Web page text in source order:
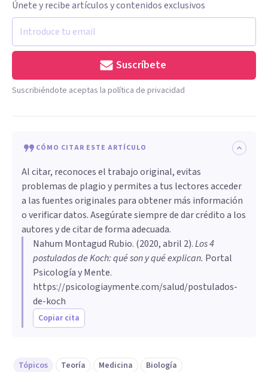
Únete y recibe artículos y contenidos exclusivos
Suscríbete
Suscribiéndote aceptas la política de privacidad
CÓMO CITAR ESTE ARTÍCULO
Al citar, reconoces el trabajo original, evitas
problemas de plagio y permites a tus lectores acceder
a las fuentes originales para obtener más información
o verificar datos. Asegúrate siempre de dar crédito a los
autores y de citar de forma adecuada.
Nahum Montagud Rubio. (2020, abril 2).Los 4
postulados de Koch: qué son y qué explican. Portal
Psicología y Mente.
https://psicologiaymente.com/salud/postulados-
de-koch
Copiar cita
Tópicos Teoría Medicina Biología